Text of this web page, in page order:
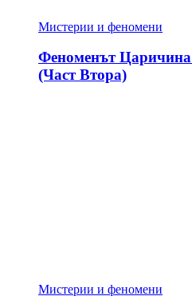
Мистерии и феномени
Феноменът
(Част Втора)
Мистерии и феномени